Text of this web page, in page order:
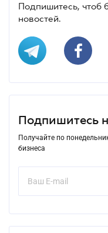
Подпишитесь, чтоб
новостей.
Подпишитесь
Получайте по
бизнеса